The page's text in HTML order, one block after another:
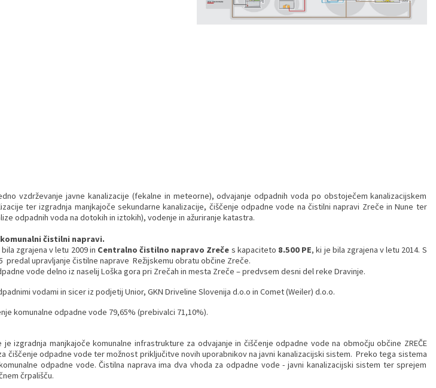
vzdrževanje javne kanalizacije (fekalne in meteorne), odvajanje odpadnih voda po obstoječem kanalizacijskem
ter izgradnja manjkajoče sekundarne kanalizacije, čiščenje odpadne vode na čistilni napravi Zreče in Nune ter
odpadnih voda na dotokih in iztokih), vodenje in ažuriranje katastra.
čistilni napravi.
zgrajena v letu 2009 in Centralno čistilno napravo Zreče s kapaciteto 8.500 PE, ki je bila zgrajena v letu 2014. S
predal upravljanje čistilne naprave Režijskemu obratu občine Zreče.
vode delno iz naselij Loška gora pri Zrečah in mesta Zreče – predvsem desni del reke Dravinje.
vodami in sicer iz podjetij Unior, GKN Driveline Slovenija d.o.o in Comet (Weiler) d.o.o.
komunalne odpadne vode 79,65% (prebivalci 71,10%).
izgradnja manjkajoče komunalne infrastrukture za odvajanje in čiščenje odpadne vode na območju občine ZREČE
čiščenje odpadne vode ter možnost priključitve novih uporabnikov na javni kanalizacijski sistem. Preko tega sistema
odpadne vode. Čistilna naprava ima dva vhoda za odpadne vode - javni kanalizacijski sistem ter sprejem
črpališču.